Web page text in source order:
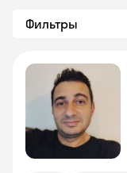
Фильтры